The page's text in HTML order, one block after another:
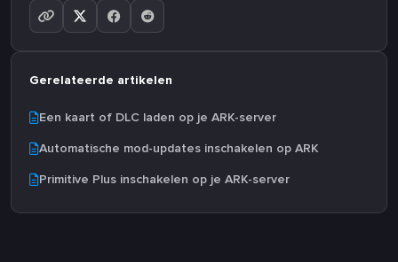
Gerelateerde artikelen
Een kaart of DLC laden op je ARK-server
Automatische mod-updates inschakelen op ARK
Primitive Plus inschakelen op je ARK-server